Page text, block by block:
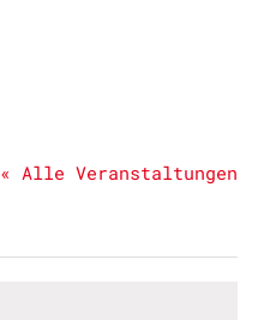
« Alle Veranstaltungen